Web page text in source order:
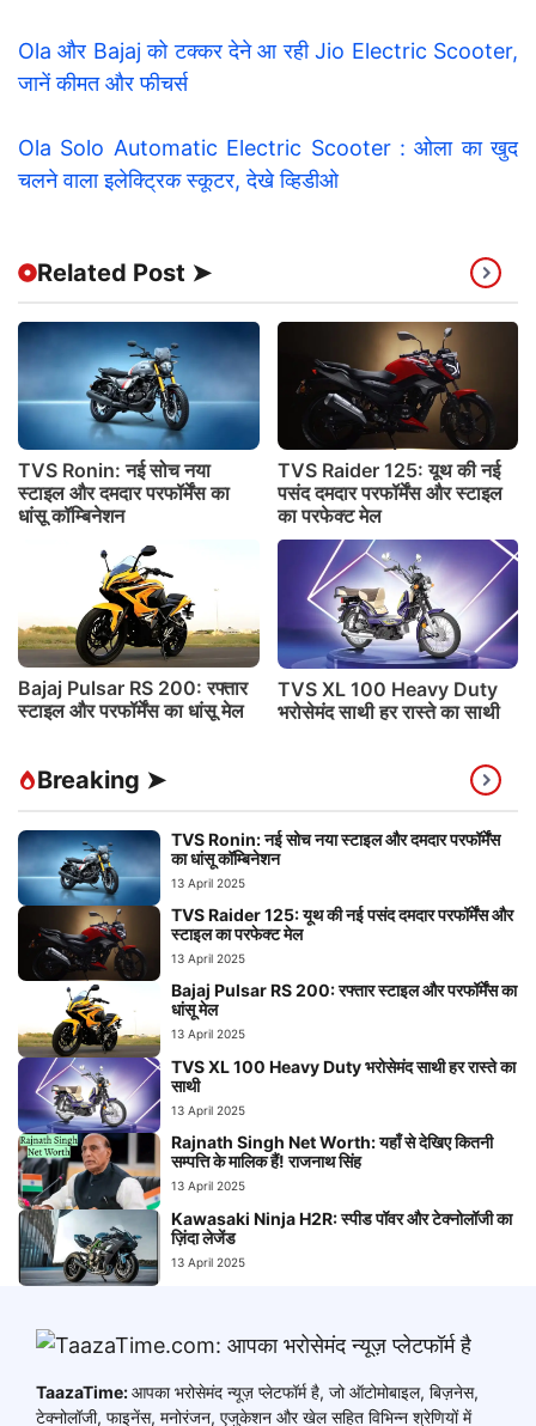
Ola और Bajaj को टक्कर देने आ रही Jio Electric Scooter,
जानें कीमत और फीचर्स
Ola Solo Automatic Electric Scooter : ओला का खुद
चलने वाला इलेक्ट्रिक स्कूटर, देखे व्हिडीओ
Related Post ➤
TVS Ronin: नई सोच नया
स्टाइल और दमदार परफॉर्मेंस का
धांसू कॉम्बिनेशन
TVS Raider 125: यूथ की नई
पसंद दमदार परफॉर्मेंस और स्टाइल
का परफेक्ट मेल
Bajaj Pulsar RS 200: रफ्तार
स्टाइल और परफॉर्मेंस का धांसू मेल
TVS XL 100 Heavy Duty
भरोसेमंद साथी हर रास्ते का साथी
Breaking ➤
TVS Ronin: नई सोच नया स्टाइल और दमदार परफॉर्मेंस
का धांसू कॉम्बिनेशन
13 April 2025
TVS Raider 125: यूथ की नई पसंद दमदार परफॉर्मेंस और
स्टाइल का परफेक्ट मेल
13 April 2025
Bajaj Pulsar RS 200: रफ्तार स्टाइल और परफॉर्मेंस का
धांसू मेल
13 April 2025
TVS XL 100 Heavy Duty भरोसेमंद साथी हर रास्ते का
साथी
13 April 2025
Rajnath Singh Net Worth: यहाँ से देखिए कितनी
सम्पत्ति के मालिक हैं! राजनाथ सिंह
13 April 2025
Kawasaki Ninja H2R: स्पीड पॉवर और टेक्नोलॉजी का
ज़िंदा लेजेंड
13 April 2025
TaazaTime:आपका भरोसेमंद न्यूज़ प्लेटफॉर्म है, जो ऑटोमोबाइल, बिज़नेस,
टेक्नोलॉजी, फाइनेंस, मनोरंजन, एजुकेशन और खेल सहित विभिन्न श्रेणियों में